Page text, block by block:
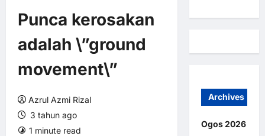
Punca kerosakan
adalah \”ground
movement\”
Azrul Azmi Rizal
3 tahun ago
1 minute read
Archives
Ogos 2026